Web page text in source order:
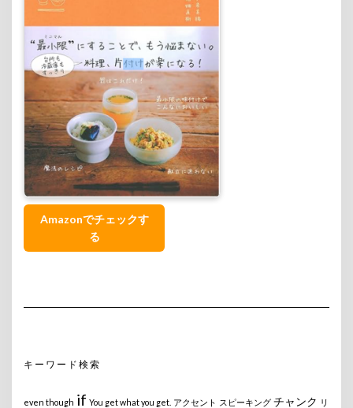
Amazonでチェックす
る
キーワード検索
even though if You get what you get. アクセント スピーキング チャンク リ